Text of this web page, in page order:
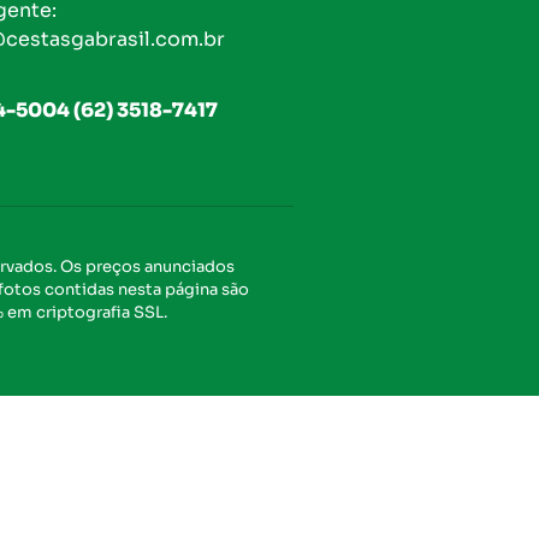
5004 (62) 3518-7417
Os preços anunciados
contidas nesta página são
criptografia SSL.